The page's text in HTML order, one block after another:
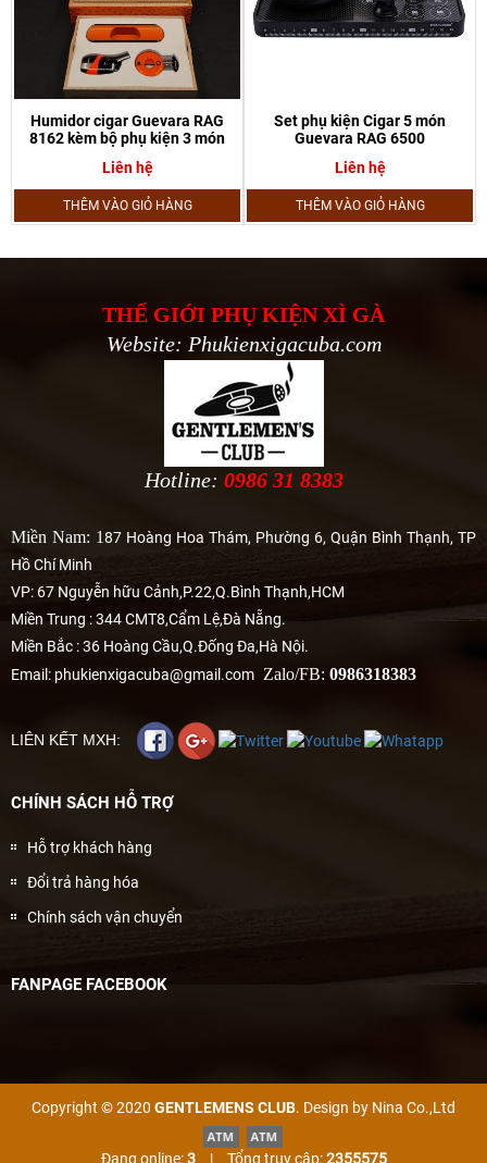
Humidor cigar Guevara RAG
8162 kèm bộ phụ kiện 3 món
Liên hệ
THÊM VÀO GIỎ HÀNG
Set phụ kiện Cigar 5 món
Guevara RAG 6500
Liên hệ
THÊM VÀO GIỎ HÀNG
THẾ GIỚI PHỤ KIỆN XÌ GÀ
Website: Phukienxigacuba.com
Hotline: 0986 31 8383
Miền Nam: 187 Hoàng Hoa Thám, Phường 6, Quận Bình Thạnh, TP
Hồ Chí Minh
VP: 67 Nguyễn hữu Cảnh,P.22,Q.Bình Thạnh,HCM
Miền Trung : 344 CMT8,Cẩm Lệ,Đà Nẵng.
Miền Bắc : 36 Hoàng Cầu,Q.Đống Đa,Hà Nội.
Email: phukienxigacuba@gmail.com Zalo/FB: 0986318383
LIÊN KẾT MXH:
CHÍNH SÁCH HỖ TRỢ
Hỗ trợ khách hàng
Đổi trả hàng hóa
Chính sách vận chuyển
FANPAGE FACEBOOK
Copyright © 2020 GENTLEMENS CLUB. Design by Nina Co.,Ltd
Đang online:3 | Tổng truy cập:2355575